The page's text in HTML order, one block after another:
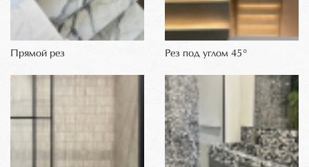
Прямой рез Рез под углом 45°